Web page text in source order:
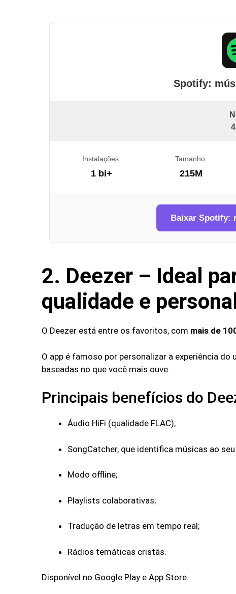
Spotify:
Instalações:
1 bi+
Tamanho:
215M
Baixar Spotify:
2. Deezer – Ideal
qualidade e
O Deezer está entre os favoritos, com mais de
O app é famoso por personalizar a experiência do
baseadas no que você mais ouve.
Principais benefícios do
Áudio HiFi (qualidade FLAC);
SongCatcher, que identifica músicas ao
Modo offline;
Playlists colaborativas;
Tradução de letras em tempo real;
Rádios temáticas cristãs.
Disponível no Google Play e App Store.